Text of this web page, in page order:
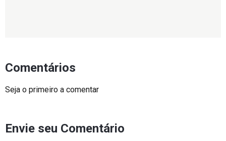
Comentários
Seja o primeiro a comentar
Envie seu Comentário